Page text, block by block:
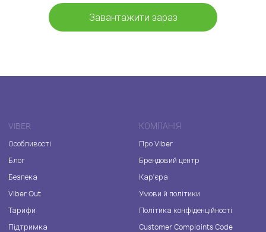
Завантажити зараз
VIBER
Особливості
Блог
Безпека
Viber Out
Тарифи
Підтримка
КОМПАНІЯ
Про Viber
Брендовий центр
Кар'єра
Умови й політики
Політика конфіденційності
Customer Complaints Code